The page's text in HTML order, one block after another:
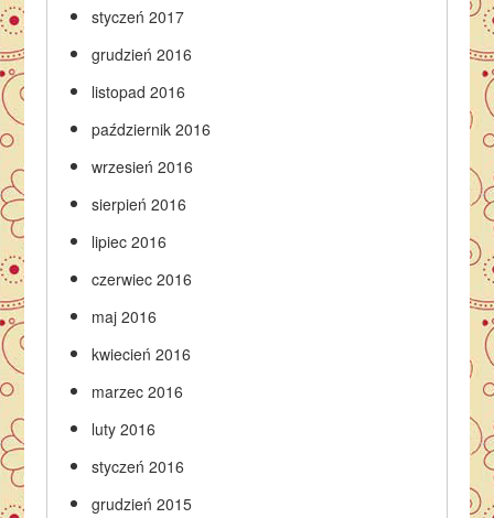
styczeń 2017
grudzień 2016
listopad 2016
październik 2016
wrzesień 2016
sierpień 2016
lipiec 2016
czerwiec 2016
maj 2016
kwiecień 2016
marzec 2016
luty 2016
styczeń 2016
grudzień 2015